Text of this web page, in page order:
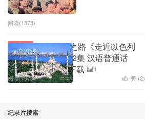
阅读(1375)
犹太文明之路《走近以色列
About Israel》全12集 汉语普通话
720P高清纪录片下载
1
阅读(7973)
赞 (2)
纪录片搜索